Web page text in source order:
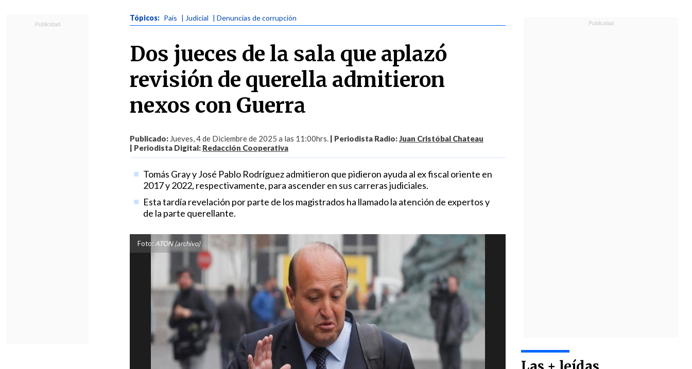
Tópicos: País | Judicial | Denuncias de corrupción
Dos jueces de la sala que aplazó
revisión de querella admitieron
nexos con Guerra
Publicado: Jueves, 4 de Diciembre de 2025 a las 11:00hrs. | Periodista Radio:Juan Cristóbal Chateau
| Periodista Digital: Redacción Cooperativa
Tomás Gray y José Pablo Rodríguez admitieron que pidieron ayuda al ex fiscal oriente en
2017 y 2022, respectivamente, para ascender en sus carreras judiciales.
Esta tardía revelación por parte de los magistrados ha llamado la atención de expertos y
de la parte querellante.
Foto: ATON (archivo)